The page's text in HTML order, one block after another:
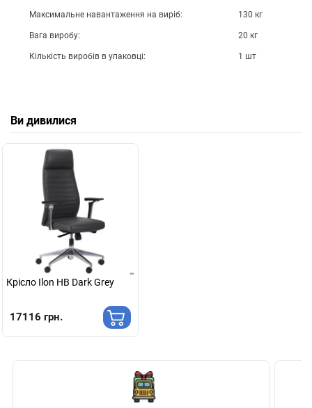
Максимальне навантаження на виріб: 130 кг
Вага виробу: 20 кг
Кількість виробів в упаковці: 1 шт
Ви дивилися
Крісло Ilon HB Dark Grey
17116 грн.